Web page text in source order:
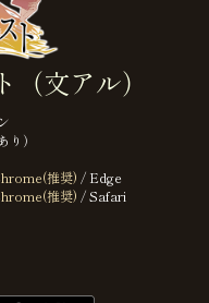
文アル）
）
推奨) / Edge
推奨) / Safari